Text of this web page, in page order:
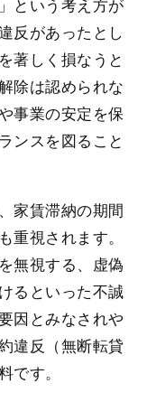
反があったとし
著しく損なうと
除は認められな
事業の安定を保
ンスを図ること
家賃滞納の期間
重視されます。
無視する、虚偽
るといった不誠
因とみなされや
違反（無断転貸
です。